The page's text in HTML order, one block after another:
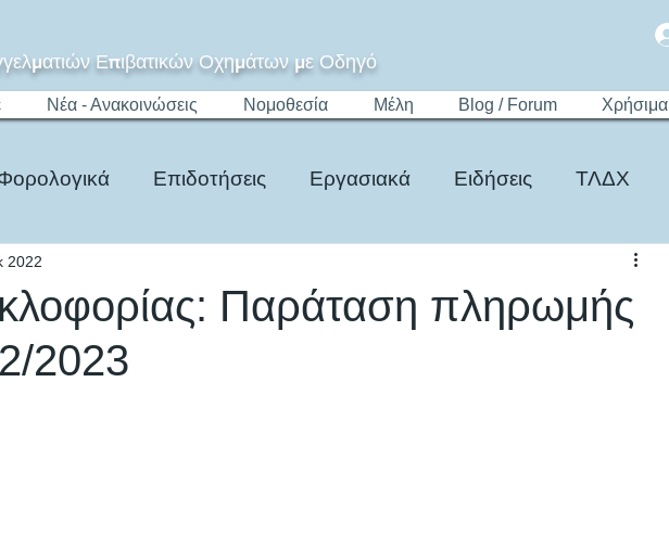
Επιβατικών Οχημάτων με Οδηγό
Νέα - Ανακοινώσεις Νομοθεσία Μέλη Blog / Forum Χρήσιμα
Επιδοτήσεις Εργασιακά Ειδήσεις ΤΛΔΧ
Παράταση πληρωμής
2023
2022